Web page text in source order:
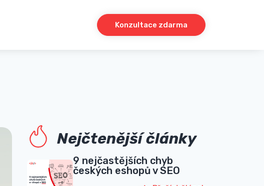
Konzultace zdarma
Nejčtenější články
9 nejčastějších chyb
českých eshopů v SEO